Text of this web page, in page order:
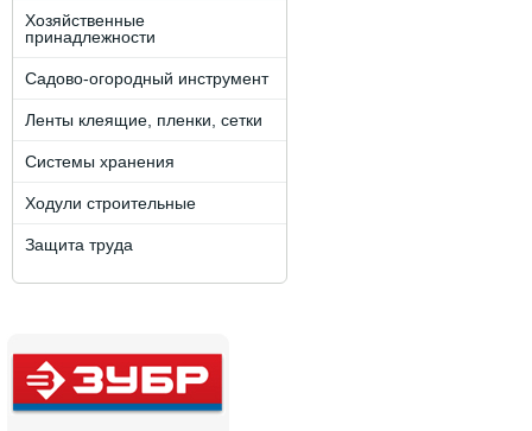
Хозяйственные
принадлежности
Садово-огородный инструмент
Ленты клеящие, пленки, сетки
Системы хранения
Ходули строительные
Защита труда